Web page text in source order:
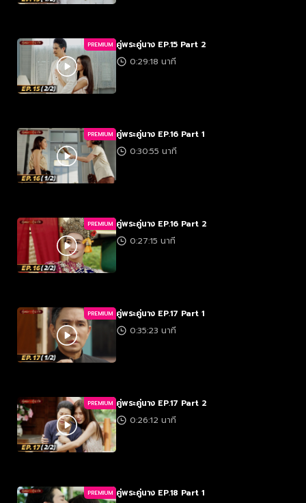
PREMIUM คู่พระคู่นาง EP.15 Part 2
0:29:18 นาที
PREMIUM คู่พระคู่นาง EP.16 Part 1
0:30:55 นาที
PREMIUM คู่พระคู่นาง EP.16 Part 2
0:27:15 นาที
PREMIUM คู่พระคู่นาง EP.17 Part 1
0:35:23 นาที
PREMIUM คู่พระคู่นาง EP.17 Part 2
0:26:12 นาที
PREMIUM คู่พระคู่นาง EP.18 Part 1